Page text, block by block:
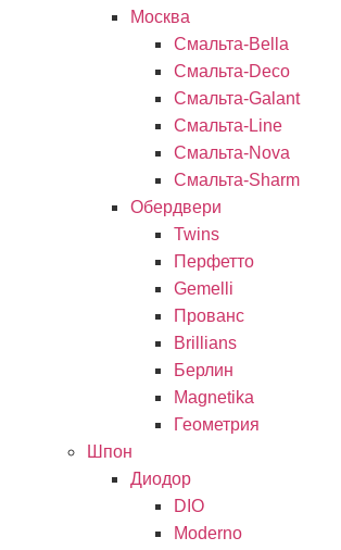
Москва
Смальта-Bella
Смальта-Deco
Смальта-Galant
Смальта-Line
Смальта-Nova
Смальта-Sharm
Обердвери
Twins
Перфетто
Gemelli
Прованс
Brillians
Берлин
Magnetika
Геометрия
Шпон
Диодор
DIO
Moderno